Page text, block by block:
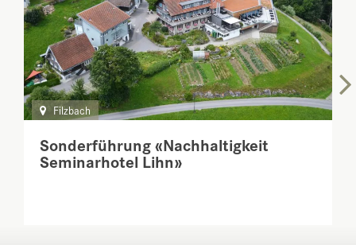
Sonderführung «Nachhaltigkeit
Seminarhotel Lihn»
Filzbach